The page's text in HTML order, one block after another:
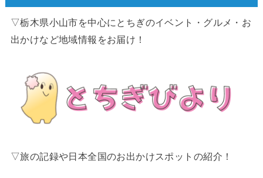
▽栃木県小山市を中心にとちぎのイベント・グルメ・お
出かけなど地域情報をお届け！
▽旅の記録や日本全国のお出かけスポットの紹介！